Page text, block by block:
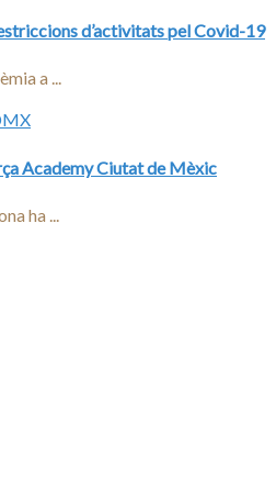
d’activitats pel Covid-19
a ...
Academy Ciutat de Mèxic
ha ...